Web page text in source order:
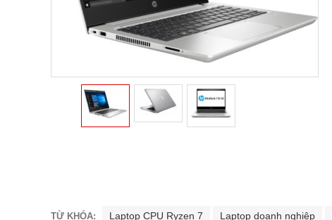
TỪ KHÓA: Laptop CPU Ryzen 7 Laptop doanh nghiệp